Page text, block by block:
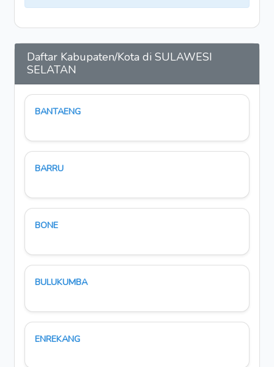
Daftar Kabupaten/Kota di SULAWESI
SELATAN
BANTAENG
BARRU
BONE
BULUKUMBA
ENREKANG